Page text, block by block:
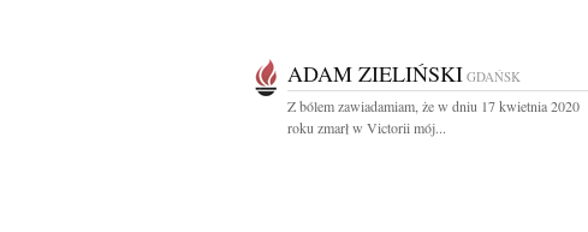
ADAM ZIELIŃSKI GDAŃSK
Z bólem zawiadamiam, że w dniu 17 kwietnia 2020
roku zmarł w Victorii mój...